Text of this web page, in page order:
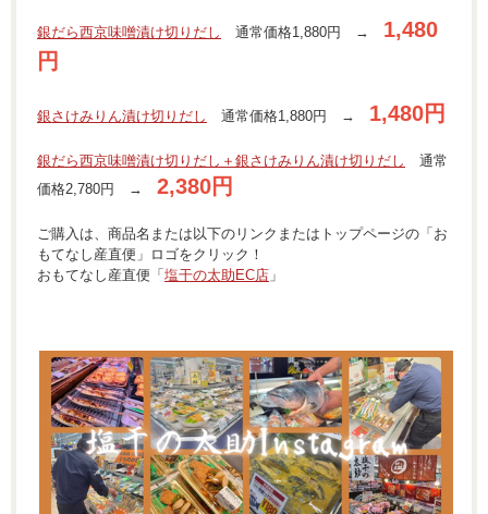
銀だら西京味噌漬け切りだし 通常価格1,880円 → 1,480
円
銀さけみりん漬け切りだし 通常価格1,880円 → 1,480円
銀だら西京味噌漬け切りだし＋銀さけみりん漬け切りだし
通常
価格2,780円 → 2,380円
ご購入は、商品名または以下のリンクまたはトップページの「お
もてなし産直便」ロゴをクリック！
おもてなし産直便「 塩干の太助EC店 」